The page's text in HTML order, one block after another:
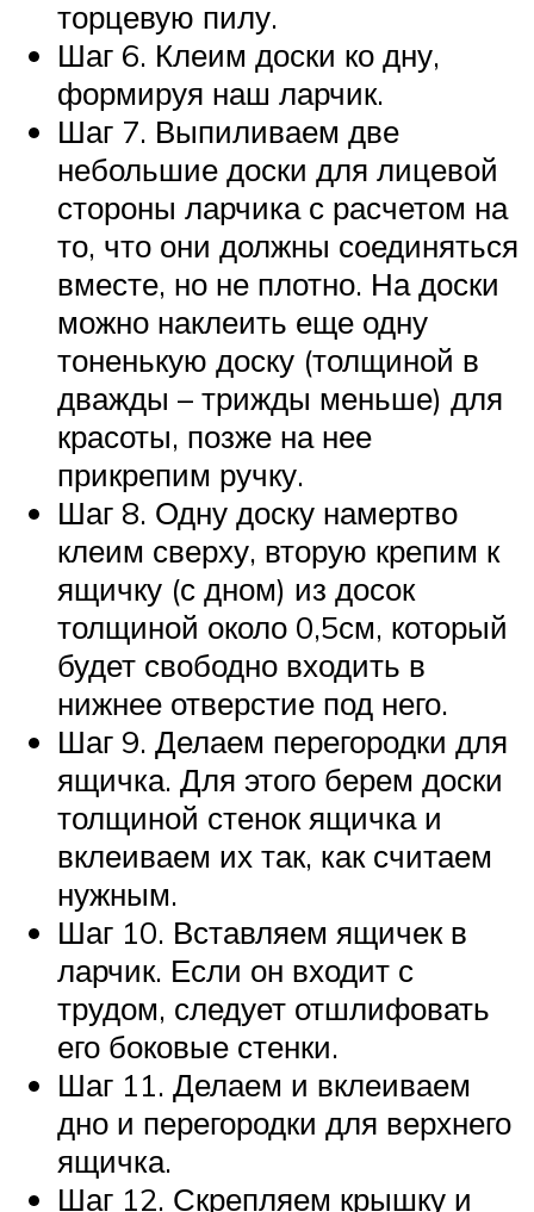
торцевую пилу.
Шаг 6. Клеим доски ко дну,
формируя наш ларчик.
Шаг 7. Выпиливаем две
небольшие доски для лицевой
стороны ларчика с расчетом на
то, что они должны соединяться
вместе, но не плотно. На доски
можно наклеить еще одну
тоненькую доску (толщиной в
дважды – трижды меньше) для
красоты, позже на нее
прикрепим ручку.
Шаг 8. Одну доску намертво
клеим сверху, вторую крепим к
ящичку (с дном) из досок
толщиной около 0,5см, который
будет свободно входить в
нижнее отверстие под него.
Шаг 9. Делаем перегородки для
ящичка. Для этого берем доски
толщиной стенок ящичка и
вклеиваем их так, как считаем
нужным.
Шаг 10. Вставляем ящичек в
ларчик. Если он входит с
трудом, следует отшлифовать
его боковые стенки.
Шаг 11. Делаем и вклеиваем
дно и перегородки для верхнего
ящичка.
Шаг 12. Скрепляем крышку и